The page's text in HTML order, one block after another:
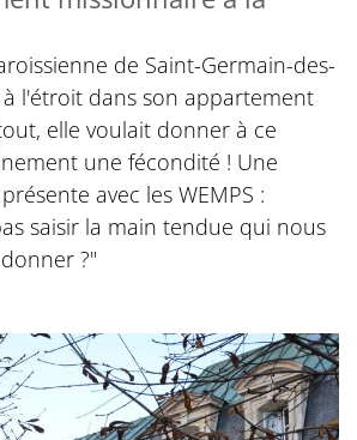
de Saint-Germain-des-
à l'étroit dans son appartement
elle voulait donner à ce
une fécondité ! Une
avec les WEMPS :
saisir la main tendue qui nous
?"